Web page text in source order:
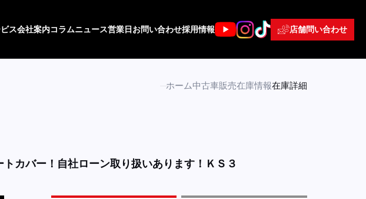
ス会社案内コラムニュース営業日 お問い合わせ採用情報 店舗問い合わせ
ホーム中古車販売在庫情報在庫詳細
カバー！自社ローン取り扱いあります！ＫＳ３